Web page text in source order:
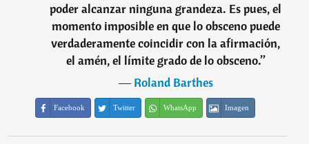
poder alcanzar ninguna grandeza. Es pues, el
momento imposible en que lo obsceno puede
verdaderamente coincidir con la afirmación,
el amén, el límite grado de lo obsceno.”
―Roland Barthes
Facebook Twitter WhatsApp Imagen